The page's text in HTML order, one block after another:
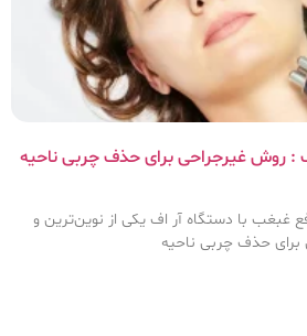
: روش غیرجراحی برای حذف چربی ناحیه
غبغب با دستگاه آر اف یکی از نوین‌ترین و
برای حذف چربی ناحیه